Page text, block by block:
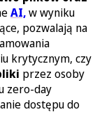
AI,w wyniku
pozwalają na
krytycznym, czy
przez osoby
zero-day
dostępu do